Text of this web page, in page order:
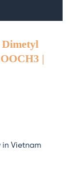
Dimetyl
|
in Vietnam